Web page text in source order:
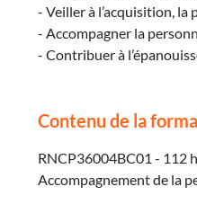
- Veiller à l’acquisition, la
- Accompagner la
- Contribuer à
Contenu de la
RNCP36004BC01 - 112
Accompagnement de la